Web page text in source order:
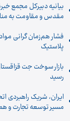
بیانیه دبیرکل مجمع
مقدس و مقاومت به
فشار هم‌زمان گرانی مواد
پلاستیک
بازار سوخت جت
رسید
ایران، شریک راهبردی
مسیر توسعه تجارت و